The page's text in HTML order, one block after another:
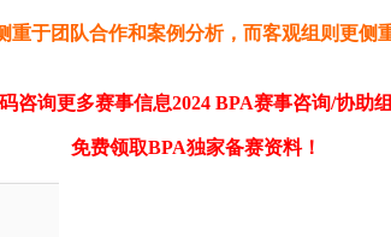
重于团队合作和案例分析，而客观组则更侧
咨询更多赛事信息2024 BPA赛事咨询/协助
免费领取BPA独家备赛资料！